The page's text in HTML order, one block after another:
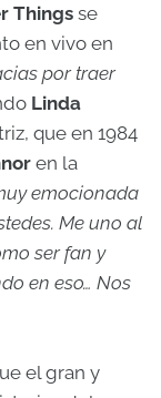
Thingsse
en vivo en
por traer
Linda
que en 1984
en la
emocionada
Me uno al
ser fan y
en eso… Nos
el gran y